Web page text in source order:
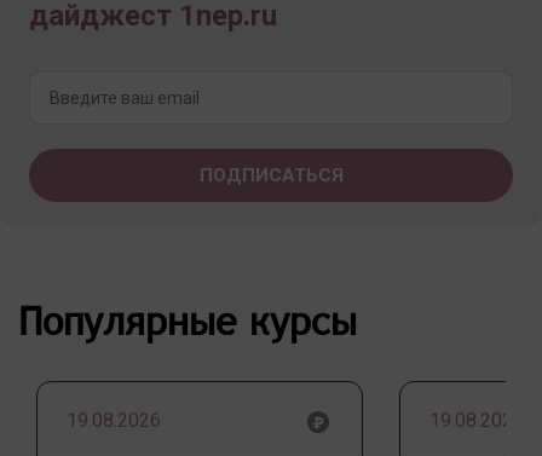
дайджест 1nep.ru
Популярные курсы
19.08.2026 19.08.2026